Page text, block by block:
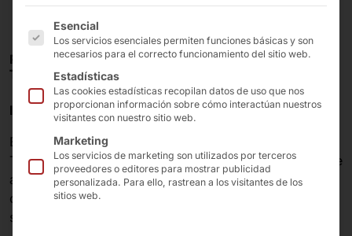
PARA EL SCO, EDEKA VUELVE A APOSTAR POR LA
TECNOLOGÍA DE PYRAMID.
Introducción
EDEKA Handelsgesellschaft Nordbayern-Sachsen-
Thüringen mbH, uno de los principales distribuidores de
alimentación de Alemania, está equipando sus tiendas
con sistemas fijos de autopago. El hardware lo
suministra, una vez más, Pyramid Computer GmbH.
A continuación se enumeran los grupos de servicios
Esencial
Los servicios esenciales permiten funciones básicas y son
necesarios para el correcto funcionamiento del sitio web.
Estadísticas
Las cookies estadísticas recopilan datos de uso que nos
proporcionan información sobre cómo interactúan nuestros
visitantes con nuestro sitio web.
Marketing
Los servicios de marketing son utilizados por terceros
proveedores o editores para mostrar publicidad
personalizada. Para ello, rastrean a los visitantes de los
sitios web.